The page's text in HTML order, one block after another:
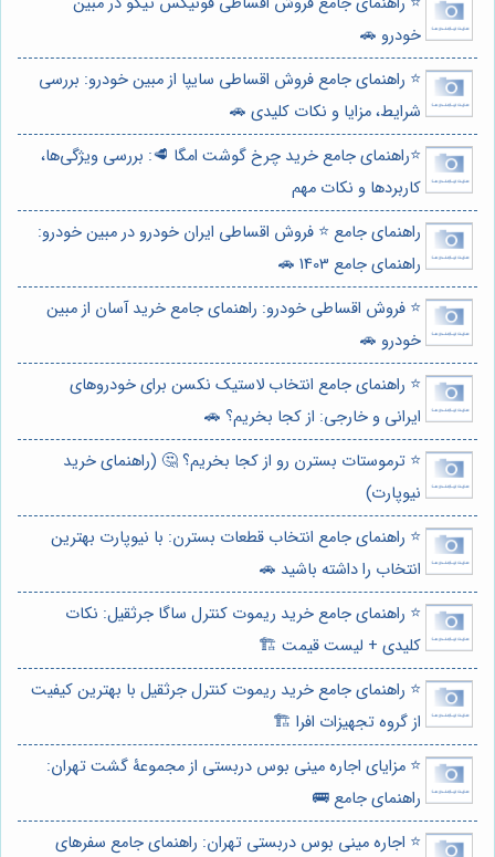
خودرو 🚗
⭐️ راهنمای جامع فروش اقساطی سایپا از مبین خودرو: بررسی
شرایط، مزایا و نکات کلیدی 🚗
⭐️راهنمای جامع خرید چرخ گوشت امگا 🥩: بررسی ویژگی‌ها،
کاربردها و نکات مهم
راهنمای جامع ⭐️ فروش اقساطی ایران خودرو در مبین خودرو:
راهنمای جامع 1403 🚗
⭐️ فروش اقساطی خودرو: راهنمای جامع خرید آسان از مبین
خودرو 🚗
⭐️ راهنمای جامع انتخاب لاستیک نکسن برای خودروهای
ایرانی و خارجی: از کجا بخریم؟ 🚗
⭐️ ترموستات بسترن رو از کجا بخریم؟ 🤔 (راهنمای خرید
نیوپارت)
⭐️ راهنمای جامع انتخاب قطعات بسترن: با نیوپارت بهترین
انتخاب را داشته باشید 🚗
⭐️ راهنمای جامع خرید ریموت کنترل ساگا جرثقیل: نکات
کلیدی + لیست قیمت 🏗️
⭐️ راهنمای جامع خرید ریموت کنترل جرثقیل با بهترین کیفیت
از گروه تجهیزات افرا 🏗️
⭐️ مزایای اجاره مینی بوس دربستی از مجموعۀ گشت تهران:
راهنمای جامع 🚌
⭐️ اجاره مینی بوس دربستی تهران: راهنمای جامع سفرهای